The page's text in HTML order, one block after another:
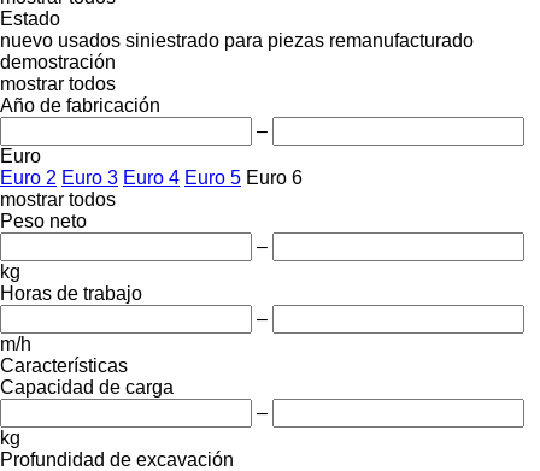
Estado
nuevo usados siniestrado para piezas remanufacturado
demostración
mostrar todos
Año de fabricación
–
Euro
Euro 2 Euro 3 Euro 4 Euro 5 Euro 6
mostrar todos
Peso neto
–
kg
Horas de trabajo
–
m/h
Características
Capacidad de carga
–
kg
Profundidad de excavación